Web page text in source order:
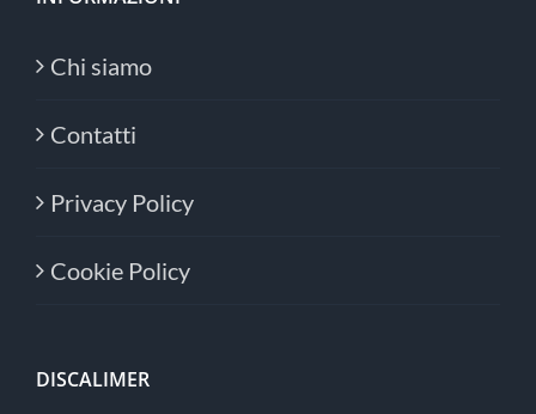
Chi siamo
Contatti
Privacy Policy
Cookie Policy
DISCALIMER